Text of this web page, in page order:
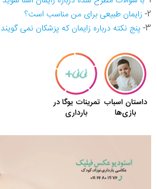
2- زایمان طبیعی برای من مناسب است؟
3- پنج نکته درباره زایمان که پزشکان نمی گویند